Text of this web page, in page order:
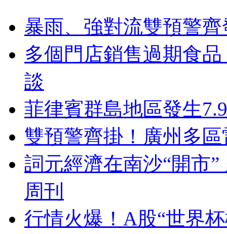
暴雨、強對流雙預警
多個門店銷售過期食
談
菲律賓群島地區發生
雙預警齊掛！廣州多
詞元經濟在南沙“開市
周刊
行情火爆！A股“世界